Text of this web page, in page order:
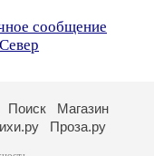
сообщение
Поиск
Магазин
Проза.ру